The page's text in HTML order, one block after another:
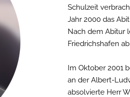
Schulzeit
Jahr 2000 das
Nach dem Abitur
Friedrichshafen ab.
Im Oktober 2001
an der Albert-
absolvierte Herr